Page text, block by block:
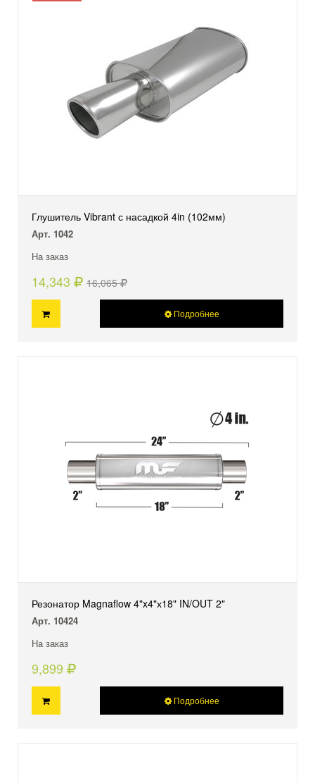
Глушитель Vibrant с насадкой 4in (102мм)
Арт. 1042
На заказ
14,343 16,065
Подробнее
Резонатор Magnaflow 4"x4"х18" IN/OUT 2"
Арт. 10424
На заказ
9,899
Подробнее